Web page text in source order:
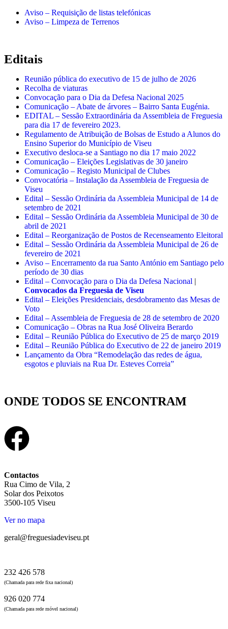
Aviso – Requisição de listas telefónicas
Aviso – Limpeza de Terrenos
Editais
Reunião pública do executivo de 15 de julho de 2026
Recolha de viaturas
Convocação para o Dia da Defesa Nacional 2025
Comunicação – Abate de árvores – Bairro Santa Eugénia.
EDITAL – Sessão Extraordinária da Assembleia de Freguesia
para dia 17 de fevereiro 2023.
Regulamento de Atribuição de Bolsas de Estudo a Alunos do
Ensino Superior do Município de Viseu
Executivo desloca-se a Santiago no dia 17 maio 2022
Comunicação – Eleições Legislativas de 30 janeiro
Comunicação – Registo Municipal de Clubes
Convocatória – Instalação da Assembleia de Freguesia de
Viseu
Edital – Sessão Ordinária da Assembleia Municipal de 14 de
setembro de 2021
Edital – Sessão Ordinária da Assembleia Municipal de 30 de
abril de 2021
Edital – Reorganização de Postos de Recenseamento Eleitoral
Edital – Sessão Ordinária da Assembleia Municipal de 26 de
fevereiro de 2021
Aviso – Encerramento da rua Santo António em Santiago pelo
período de 30 dias
Edital – Convocação para o Dia da Defesa Nacional |
Convocados da Freguesia de Viseu
Edital – Eleições Presidenciais, desdobramento das Mesas de
Voto
Edital – Assembleia de Freguesia de 28 de setembro de 2020
Comunicação – Obras na Rua José Oliveira Berardo
Edital – Reunião Pública do Executivo de 25 de março 2019
Edital – Reunião Pública do Executivo de 22 de janeiro 2019
Lançamento da Obra “Remodelação das redes de água,
esgotos e pluviais na Rua Dr. Esteves Correia”
ONDE TODOS SE ENCONTRAM
Contactos
Rua Cimo de Vila, 2
Solar dos Peixotos
3500-105 Viseu
Ver no mapa
geral@freguesiadeviseu.pt
232 426 578
(Chamada para rede fixa nacional)
926 020 774
(Chamada para rede móvel nacional)